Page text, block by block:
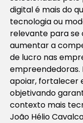
digital é mais do
tecnologia ou
relevante para se
aumentar a
de lucro nas
empreendedoras.
apoiar, fortalecer
objetivando
contexto mais
João Hélio